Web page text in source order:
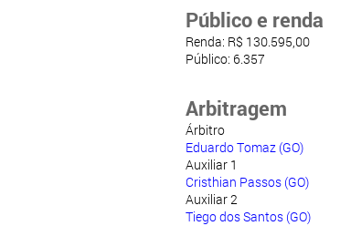
Público e renda
Renda: R$ 130.595,00
Público: 6.357
Arbitragem
Árbitro
Eduardo Tomaz (GO)
Auxiliar 1
Cristhian Passos (GO)
Auxiliar 2
Tiego dos Santos (GO)